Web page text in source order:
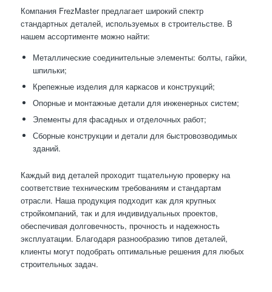
Компания FrezMaster предлагает широкий спектр
стандартных деталей, используемых в строительстве. В
нашем ассортименте можно найти:
Металлические соединительные элементы: болты, гайки,
шпильки;
Крепежные изделия для каркасов и конструкций;
Опорные и монтажные детали для инженерных систем;
Элементы для фасадных и отделочных работ;
Сборные конструкции и детали для быстровозводимых
зданий.
Каждый вид деталей проходит тщательную проверку на
соответствие техническим требованиям и стандартам
отрасли. Наша продукция подходит как для крупных
стройкомпаний, так и для индивидуальных проектов,
обеспечивая долговечность, прочность и надежность
эксплуатации. Благодаря разнообразию типов деталей,
клиенты могут подобрать оптимальные решения для любых
строительных задач.